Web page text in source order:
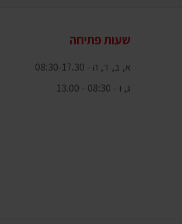
שעות פתיחה
א, ב, ד, ה - 08:30-17.30
ג, ו - 08:30 - 13.00